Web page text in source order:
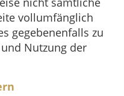
vollumfänglich
gegebenenfalls zu
Nutzung der